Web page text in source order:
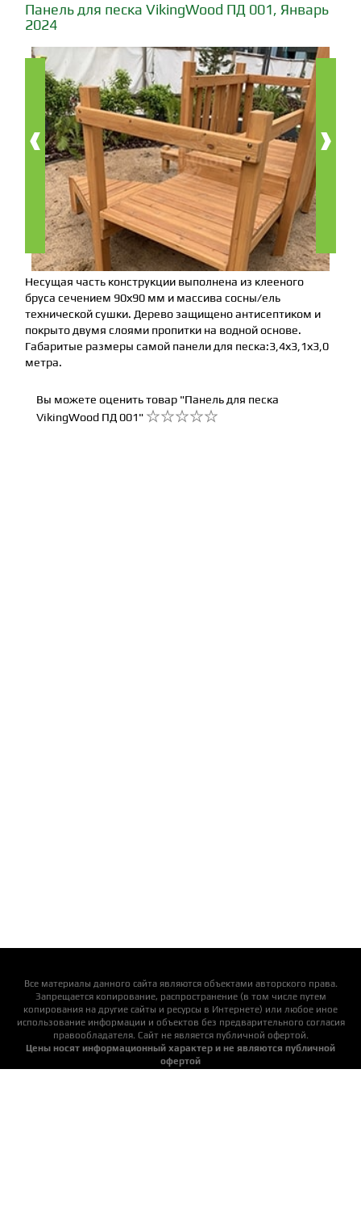
Панель для песка VikingWood ПД 001, Январь
2024
‹ ›
Несущая часть конструкции выполнена из клееного
бруса сечением 90х90 мм и массива сосны/ель
технической сушки. Дерево защищено антисептиком и
покрыто двумя слоями пропитки на водной основе.
Габаритые размеры самой панели для песка:3,4х3,1х3,0
метра.
Вы можете оценить товар "Панель для песка
VikingWood ПД 001"
Все материалы данного сайта являются объектами авторского права.
Запрещается копирование, распространение (в том числе путем
копирования на другие сайты и ресурсы в Интернете) или любое иное
использование информации и объектов без предварительного согласия
правообладателя. Cайт не является публичной офертой.
Цены носят информационный характер и не являются публичной
офертой